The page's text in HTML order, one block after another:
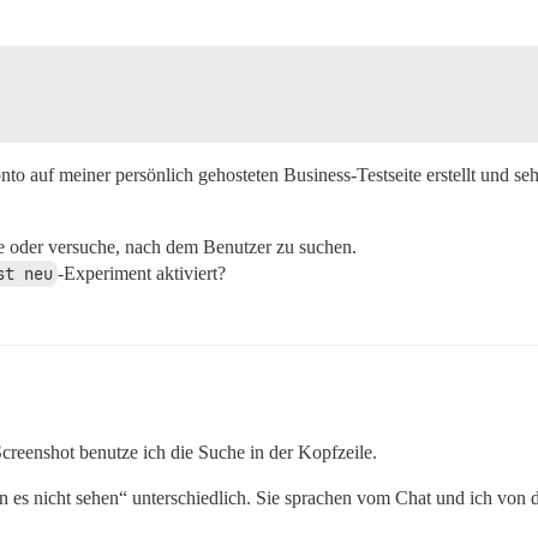
auf meiner persönlich gehosteten Business-Testseite erstellt und
versuche, nach dem Benutzer zu suchen.
neu -Experiment aktiviert?
benutze ich die Suche in der Kopfzeile.
nicht sehen“ unterschiedlich. Sie sprachen vom Chat und ich von